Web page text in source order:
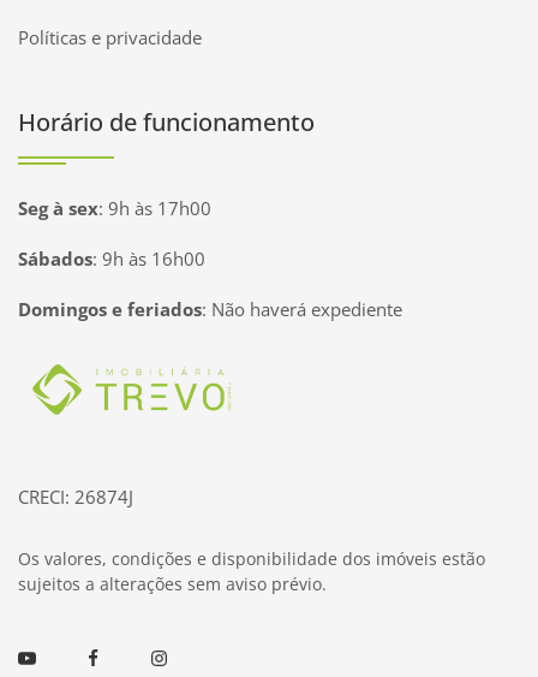
Políticas e privacidade
Horário de funcionamento
Seg à sex: 9h às 17h00
Sábados: 9h às 16h00
Domingos e feriados: Não haverá expediente
Página inicial
CRECI: 26874J
Os valores, condições e disponibilidade dos imóveis estão
sujeitos a alterações sem aviso prévio.
Youtube FacebookInstagram